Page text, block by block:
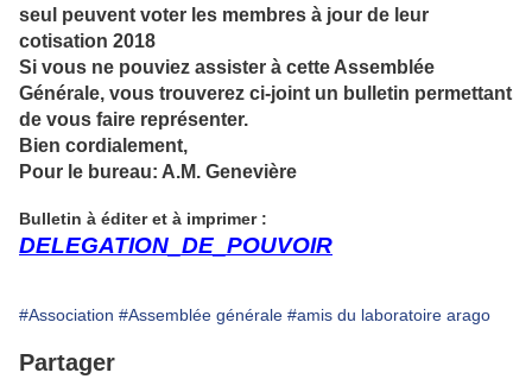
seul peuvent voter les membres à jour de leur
cotisation 2018
Si vous ne pouviez assister à cette Assemblée
Générale, vous trouverez ci-joint un bulletin permettant
de vous faire représenter.
Bien cordialement,
Pour le bureau: A.M. Genevière
Bulletin à éditer et à imprimer :
DELEGATION_DE_POUVOIR
#Association #Assemblée générale #amis du laboratoire arago
Partager